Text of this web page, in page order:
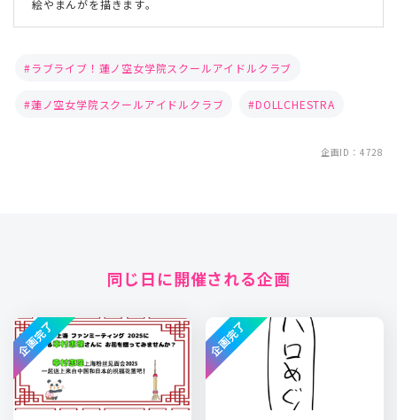
絵やまんがを描きます。
ラブライブ！蓮ノ空女学院スクールアイドルクラブ
蓮ノ空女学院スクールアイドルクラブ DOLLCHESTRA
企画ID：4728
同じ日に開催される企画
企画完了 企画完了